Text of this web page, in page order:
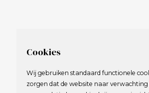
Cookies
Wij gebruiken standaard functionele
zorgen dat de website naar